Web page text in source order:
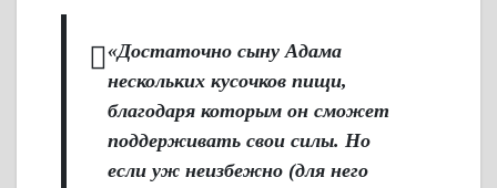
«Достаточно сыну Адама
нескольких кусочков пищи,
благодаря которым он сможет
поддерживать свои силы. Но
если уж неизбежно (для него